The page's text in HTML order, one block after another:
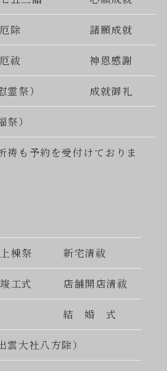
厄除 諸願成就
厄祓 神恩感謝
祭） 成就御礼
）
も予約を受付けておりま
上棟祭 新宅清祓
竣工式 店舗開店清祓
結 婚 式
大社八方除）